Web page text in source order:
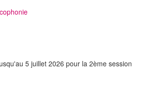
5 juillet 2026 pour la 2ème session